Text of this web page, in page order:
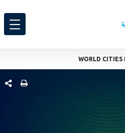
WORLD CITIES
شارك